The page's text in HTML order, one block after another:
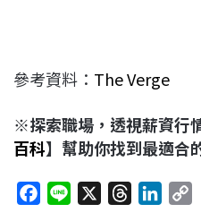
參考資料： The Verge
※探索職場，透視薪資行
百科】幫助你找到最適合